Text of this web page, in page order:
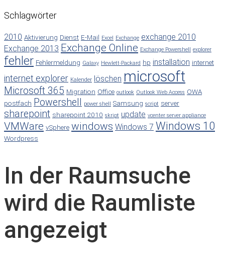
Schlagwörter
2010 Aktivierung Dienst E-Mail Excel Exchange exchange 2010
Exchange 2013 Exchange Online Exchange Powershell explorer
fehler Fehlermeldung Galaxy Hewlett-Packard hp installation internet
internet explorer Kalender löschen microsoft
Microsoft 365 Migration Office outlook Outlook Web Access OWA
postfach Powershell power shell Samsung script server
sharepoint sharepoint 2010 skript update vcenter server appliance
VMWare vSphere windows Windows 7 Windows 10
Wordpress
In der Raumsuche
wird die Raumliste
angezeigt